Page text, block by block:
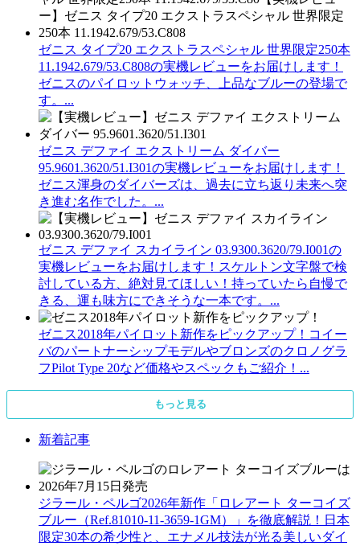
ゼニス タイプ20 エクストラスペシャル 世界限定250本
11.1942.679/53.C808の実機レビューをお届けします！
ゼニスのパイロットウォッチ、上品なブルーの登場で
す。...
ゼニス デファイ エクストリーム ダイバー
95.9601.3620/51.I301の実機レビューをお届けします！
ゼニス渾身のダイバーズは、過去に立ち返り未来へ突
き進む名作でした。...
ゼニス デファイ スカイライン 03.9300.3620/79.I001の
実機レビューをお届けします！スケルトン文字盤で検
討している方、絶対見てほしい！持っていたら自慢で
きる、運も味方にできそうな一本です。...
ゼニス2018年パイロット新作をピックアップ！コイー
バのパートナーシップモデルやブロンズのクロノグラ
フPilot Type 20など価格やスペックもご紹介！...
もっと見る
新着記事
ジラール・ペルゴ2026年新作「ロレアート ターコイズ
ブルー（Ref.81010-11-3659-1GM）」を徹底解説！日本
限定30本の希少性と、エナメル技法が光る美しいダイ